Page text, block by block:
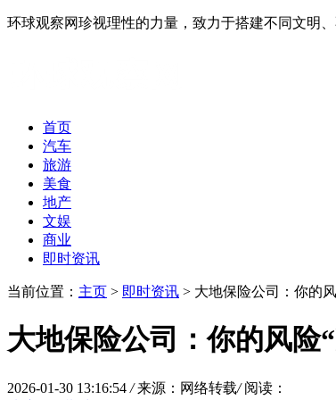
环球观察网珍视理性的力量，致力于搭建不同文明
首页
汽车
旅游
美食
地产
文娱
商业
即时资讯
当前位置： 主页 > 即时资讯 > 大地保险公司：你的
大地保险公司：你的风险
2026-01-30 13:16:54 / 来源：网络转载/ 阅读：